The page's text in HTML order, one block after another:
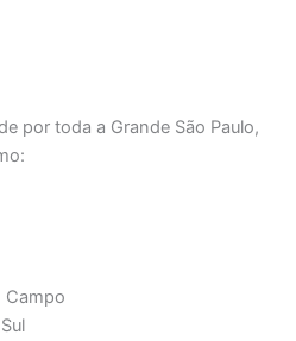
por toda a Grande São Paulo,
Campo